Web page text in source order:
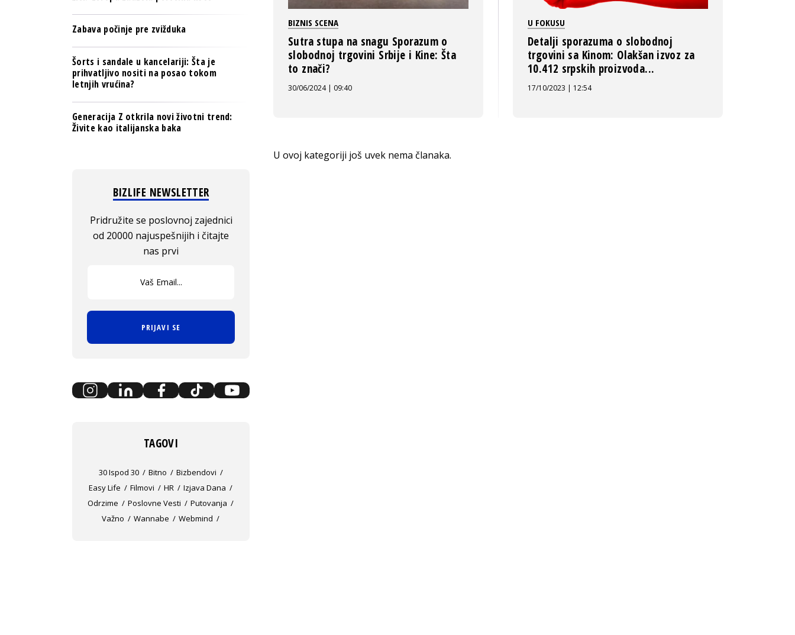
BIZNIS SCENA
Sutra stupa na snagu Sporazum o
slobodnoj trgovini Srbije i Kine: Šta
to znači?
30/06/2024 | 09:40
U FOKUSU
Detalji sporazuma o slobodnoj
trgovini sa Kinom: Olakšan izvoz za
10.412 srpskih proizvoda...
17/10/2023 | 12:54
U ovoj kategoriji još uvek nema članaka.
Zabava počinje pre zvižduka
Šorts i sandale u kancelariji: Šta je
prihvatljivo nositi na posao tokom
letnjih vrućina?
Generacija Z otkrila novi životni trend:
Živite kao italijanska baka
BIZLIFE NEWSLETTER
Pridružite se poslovnoj zajednici
od 20000 najuspešnijih i čitajte
nas prvi
PRIJAVI SE
TAGOVI
30 Ispod 30 Bitno
Bizbendovi
Easy Life
Filmovi HR
Izjava Dana
Odrzime
Poslovne Vesti
Putovanja
Važno
Wannabe Webmind